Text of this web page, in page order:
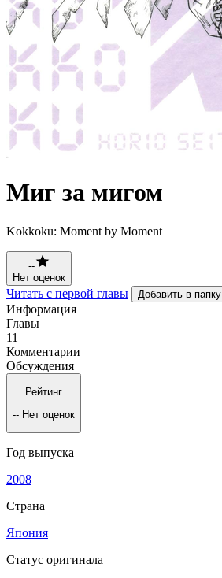
Миг за мигом
Kokkoku: Moment by Moment
--
Нет оценок
Читать с первой главы Добавить в папку
Информация
Главы
11
Комментарии
Обсуждения
Рейтинг
-- Нет оценок
Год выпуска
2008
Страна
Япония
Статус оригинала